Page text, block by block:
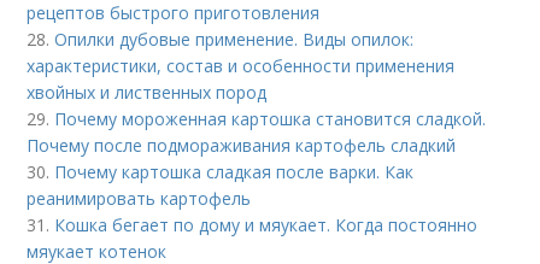
рецептов быстрого приготовления
28.Опилки дубовые применение. Виды опилок:
характеристики, состав и особенности применения
хвойных и лиственных пород
29. Почему мороженная картошка становится сладкой.
Почему после подмораживания картофель сладкий
30. Почему картошка сладкая после варки. Как
реанимировать картофель
31. Кошка бегает по дому и мяукает. Когда постоянно
мяукает котенок